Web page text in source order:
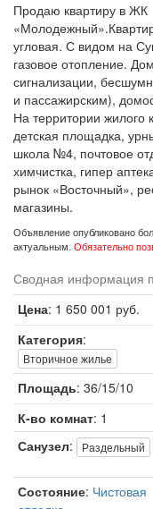
Продаю квартиру в ЖК
угловая. С видом на
газовое отопление.
сигнализации,
и пассажирским),
На территории жилого
детская площадка,
школа №4, почтовое
химчистка, гипер
рынок «Восточный»,
магазины.
Объявление опубликовано
актуальным. Обязательно
Сводная информация
Цена: 1 650 001 руб.
Категория:
Вторичное жилье
Площадь: 36/15/10
К-во комнат: 1
Санузел: Раздельный
Состояние: Чистовая